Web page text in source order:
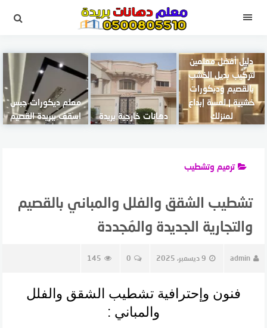
القائمة
دليل أفضل معلمين
لتركيب بديل الخشب
بالقصيم وديكورات
خشبية | لمسة إبداع
لمنزلك
دهانات خارجية بريدة
معلم ديكورات جبس
اسقف ببريدة القصيم
ترميم وتشطيب
تشطيب الشقق والفلل والمباني بالقصيم
والتجارية الجديدة والمُجددة
admin 9 ديسمبر، 2025 0
145
فنون وإحترافية تشطيب الشقق والفلل
والمباني :